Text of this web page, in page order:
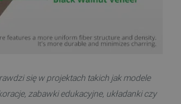
się w projektach takich jak modele
zabawki edukacyjne, układanki czy